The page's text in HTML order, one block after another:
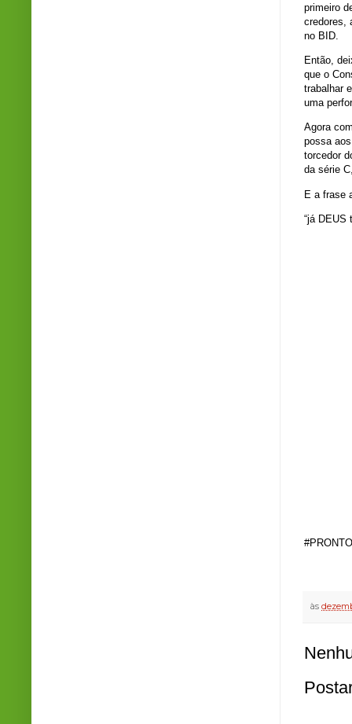
primeiro
credores,
no BID.
Então,
que o
trabalhar
uma
Agora
possa
torcedor
da série
E a frase
“já DEUS
às